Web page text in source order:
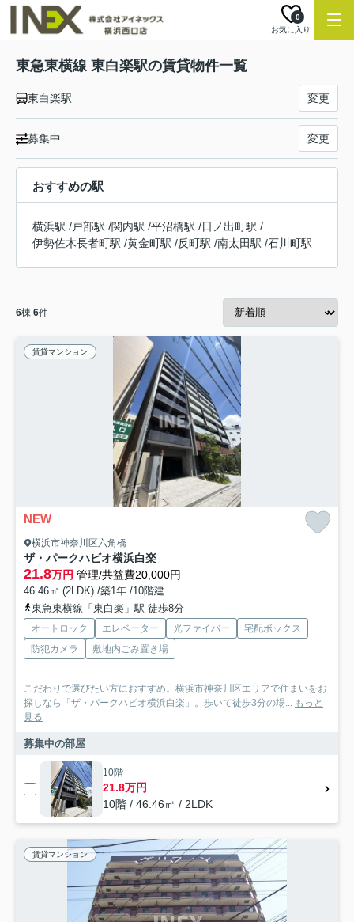
お気に入り
0
東急東横線 東白楽駅の賃貸物件一覧
東白楽駅 変更
募集中 変更
おすすめの駅
横浜駅 /戸部駅 /関内駅 /平沼橋駅 /日ノ出町駅 /
伊勢佐木長者町駅 /黄金町駅 /反町駅 /南太田駅 /石川町駅
6棟 6件
賃貸マンション
NEW
横浜市神奈川区六角橋
ザ・パークハビオ横浜白楽
21.8万円 管理/共益費20,000円
46.46㎡ (2LDK) /築1年 /10階建
東急東横線「東白楽」駅 徒歩8分
オートロック エレベーター 光ファイバー
宅配ボックス
防犯カメラ
敷地内ごみ置き場
こだわりで選びたい方におすすめ。横浜市神奈川区エリアで住まいをお
探しなら「ザ・パークハビオ横浜白楽」。歩いて徒歩3分の場... もっと
見る
募集中の部屋
10階
21.8万円
10階 / 46.46㎡ / 2LDK
賃貸マンション